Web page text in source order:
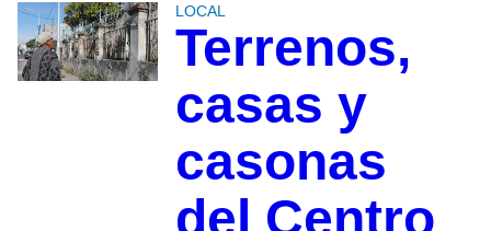
LOCAL
Terrenos,
casas y
casonas
del Centro